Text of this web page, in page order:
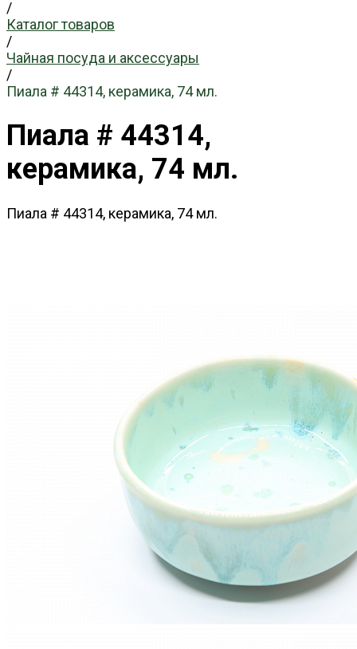
/
Каталог товаров
/
Чайная посуда и аксессуары
/
Пиала # 44314, керамика, 74 мл.
Пиала # 44314,
керамика, 74 мл.
Пиала # 44314, керамика, 74 мл.